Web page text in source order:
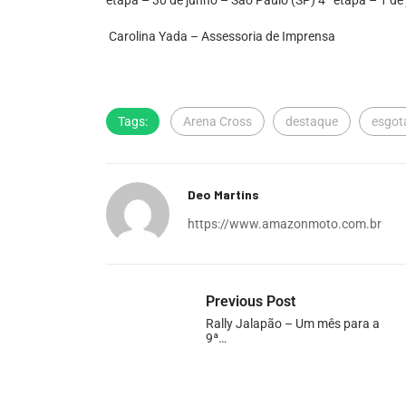
Carolina Yada – Assessoria de Imprensa
Tags: Arena Cross destaque
Deo Martins
https://www.amazonmoto.com.br
Previous Post
Rally Jalapão – Um mês para a
9ª…